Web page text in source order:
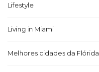
Lifestyle
Living in Miami
Melhores cidades da Flórida